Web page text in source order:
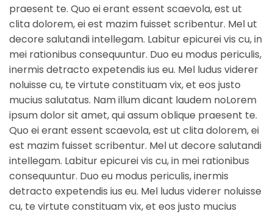
praesent te. Quo ei erant essent scaevola, est ut
clita dolorem, ei est mazim fuisset scribentur. Mel ut
decore salutandi intellegam. Labitur epicurei vis cu, in
mei rationibus consequuntur. Duo eu modus periculis,
inermis detracto expetendis ius eu. Mel ludus viderer
noluisse cu, te virtute constituam vix, et eos justo
mucius salutatus. Nam illum dicant laudem noLorem
ipsum dolor sit amet, qui assum oblique praesent te.
Quo ei erant essent scaevola, est ut clita dolorem, ei
est mazim fuisset scribentur. Mel ut decore salutandi
intellegam. Labitur epicurei vis cu, in mei rationibus
consequuntur. Duo eu modus periculis, inermis
detracto expetendis ius eu. Mel ludus viderer noluisse
cu, te virtute constituam vix, et eos justo mucius